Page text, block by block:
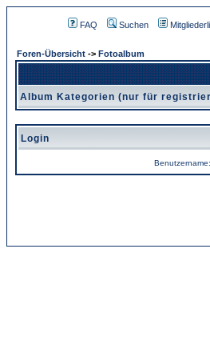
FAQ Suchen
Foren-Übersicht -> Fotoalbum
Album Kategorien (nur für
Login
Benutzername: